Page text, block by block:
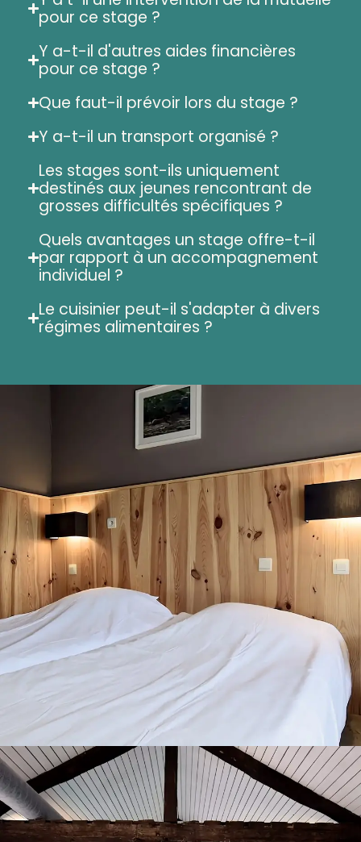
pour ce stage ?
Y a-t-il d'autres aides financières
pour ce stage ?
Que faut-il prévoir lors du stage ?
Y a-t-il un transport organisé ?
Les stages sont-ils uniquement
destinés aux jeunes rencontrant de
grosses difficultés spécifiques ?
Quels avantages un stage offre-t-il
par rapport à un accompagnement
individuel ?
Le cuisinier peut-il s'adapter à divers
régimes alimentaires ?